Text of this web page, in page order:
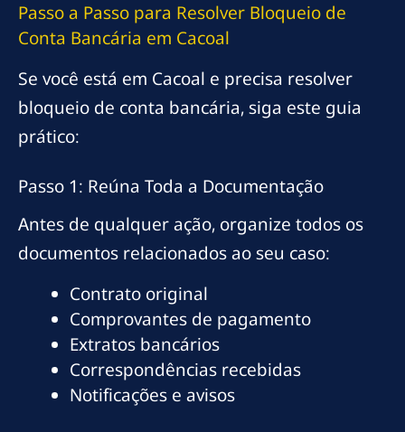
Passo a Passo para Resolver Bloqueio de
Conta Bancária em Cacoal
Se você está em Cacoal e precisa resolver
bloqueio de conta bancária, siga este guia
prático:
Passo 1: Reúna Toda a Documentação
Antes de qualquer ação, organize todos os
documentos relacionados ao seu caso:
Contrato original
Comprovantes de pagamento
Extratos bancários
Correspondências recebidas
Notificações e avisos